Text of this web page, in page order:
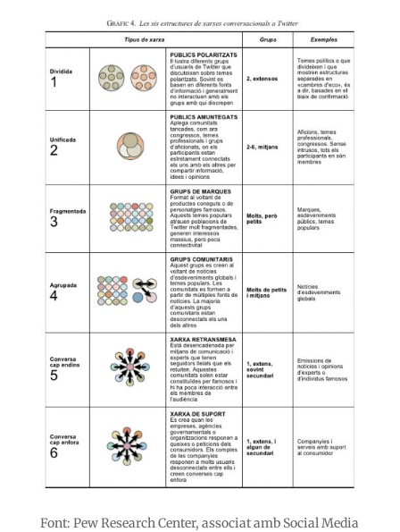
Font: Pew Research Center, associat amb Social Media